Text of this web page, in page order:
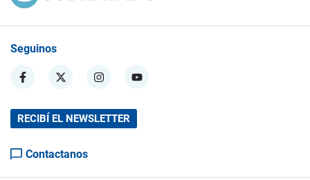
Seguinos
RECIBÍ EL NEWSLETTER
Contactanos